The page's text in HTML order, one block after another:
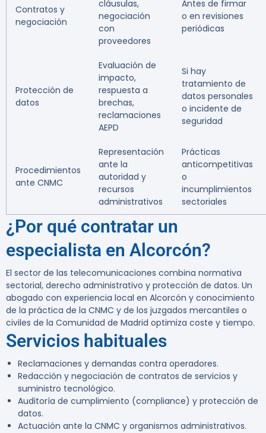
Contratos y
negociación
cláusulas,
negociación
con
proveedores
Antes de firmar
o en revisiones
periódicas
Protección de
datos
Evaluación de
impacto,
respuesta a
brechas,
reclamaciones
AEPD
Si hay
tratamiento de
datos personales
o incidente de
seguridad
Procedimientos
ante CNMC
Representación
ante la
autoridad y
recursos
administrativos
Prácticas
anticompetitivas
o
incumplimientos
sectoriales
¿Por qué contratar un
especialista en Alcorcón?
El sector de las telecomunicaciones combina normativa
sectorial, derecho administrativo y protección de datos. Un
abogado con experiencia local en Alcorcón y conocimiento
de la práctica de la CNMC y de los juzgados mercantiles o
civiles de la Comunidad de Madrid optimiza coste y tiempo.
Servicios habituales
Reclamaciones y demandas contra operadores.
Redacción y negociación de contratos de servicios y
suministro tecnológico.
Auditoría de cumplimiento (compliance) y protección de
datos.
Actuación ante la CNMC y organismos administrativos.